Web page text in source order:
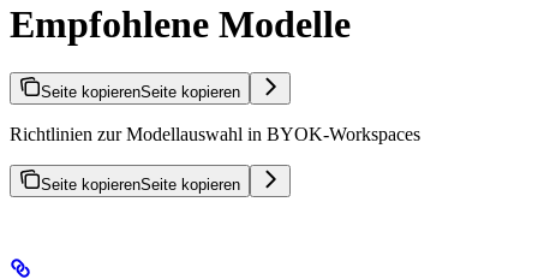
Empfohlene Modelle
Seite kopierenSeite kopieren
Richtlinien zur Modellauswahl in BYOK-Workspaces
Seite kopierenSeite kopieren